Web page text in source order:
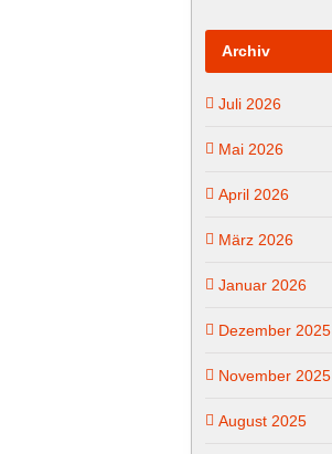
Archiv
Juli 2026
Mai 2026
April 2026
März 2026
Januar 2026
Dezember 2025
November 2025
August 2025